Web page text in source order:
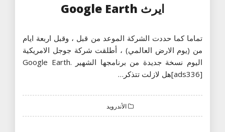
ايرث Google Earth
تماما كما حددت الشركة الموعد من قبل ، وقبل اربعة ايام
من (يوم الارض العالمي) ، أطلقت شركة جوجل الامريكية
اليوم نسخة جديدة من برنامجها الشهير Google Earth.
[ads336]هل لازلت تتذكر…
الأندرويد